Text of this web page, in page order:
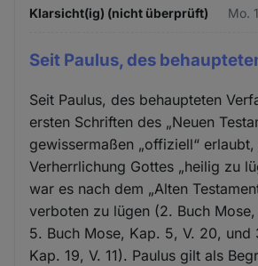
Klarsicht(ig) (nicht überprüft) Mo.
Seit Paulus, des
Seit Paulus, des behaupteten
ersten Schriften des „Neuen
gewissermaßen „offiziell“
Verherrlichung Gottes „heilig zu
war es nach dem „Alten
verboten zu lügen (2. Buch Mose,
5. Buch Mose, Kap. 5, V. 20, und
Kap. 19, V. 11). Paulus gilt als